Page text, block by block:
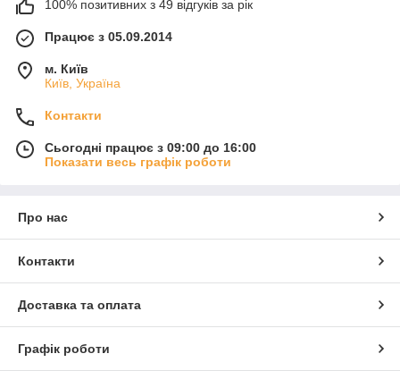
100% позитивних з 49 відгуків за рік
Працює з 05.09.2014
м. Київ
Київ, Україна
Контакти
Сьогодні працює з 09:00 до 16:00
Показати весь графік роботи
Про нас
Контакти
Доставка та оплата
Графік роботи